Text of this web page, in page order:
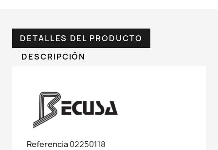
DETALLES DEL PRODUCTO
DESCRIPCIÓN
Referencia02250118